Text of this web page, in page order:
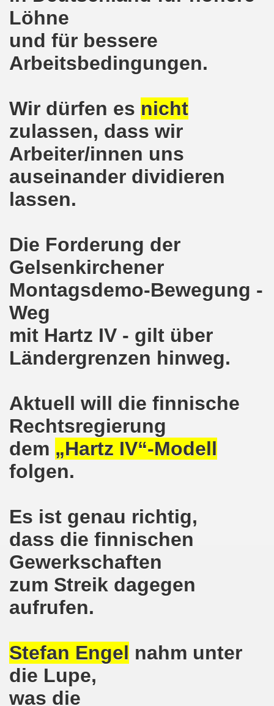
Löhne
und für bessere
Arbeitsbedingungen.
Wir dürfen es nicht
zulassen, dass wir
Arbeiter/innen uns
auseinander dividieren
lassen.
Die Forderung der
Gelsenkirchener
Montagsdemo-Bewegung -
Weg
mit Hartz IV - gilt über
Ländergrenzen hinweg.
Aktuell will die finnische
Rechtsregierung
dem „Hartz IV“-Modell
folgen.
Es ist genau richtig,
dass die finnischen
Gewerkschaften
zum Streik dagegen
aufrufen.
Stefan Engel nahm unter
die Lupe,
was die
protestiert und demonstriert am 14.10.2019:
auf der 16. bundesweiten Herbstdemo-
Herbstdemonstration am 03. Oktober 2019 in
Bewegung am 09.09.2019 erklärt Dietrich Keil aus
am 09.09.2019 in Gelsenkirchen
findet am 03.10.2019 in Erfurt statt!
am 12.08.2019 - ein begeisterndes Fest
in Gelsenkirchen: Die Entlassungen im
diskutierte am 13.05.2019 mit Europawahl-
der Bergleute und ihrer Familien am 17.06.2019 und
diskutiert am 13.05.2019 mit Europawahl-
nimmt am 08.04.2019 Mietfragen, Hartz IV und
am 11.03.2019 solidarisch mit Kollegen in
am 11.03.2019 im Zeichen des
am 11.02.2019 protestiert und demonstriert
am 11.02.2019 - antifaschistische Demonstration
stärken - jetzt erst recht!
wünscht allen Freundinnen und wünscht allen
Bewegung am 10.12.2018 mit gelben Westen und
feiert am 10.12.2018 die 700. Bürgerbewegung
Bewegung fordert am 03.12.2018: Freigabe des
Bewegung findet ausnahmsweise am 03.12.2018 in